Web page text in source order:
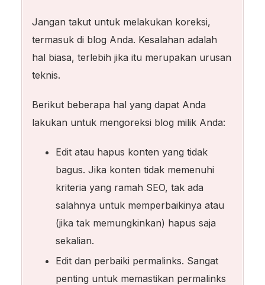
Jangan takut untuk melakukan koreksi,
termasuk di blog Anda. Kesalahan adalah
hal biasa, terlebih jika itu merupakan urusan
teknis.
Berikut beberapa hal yang dapat Anda
lakukan untuk mengoreksi blog milik Anda:
Edit atau hapus konten yang tidak
bagus. Jika konten tidak memenuhi
kriteria yang ramah SEO, tak ada
salahnya untuk memperbaikinya atau
(jika tak memungkinkan) hapus saja
sekalian.
Edit dan perbaiki permalinks. Sangat
penting untuk memastikan permalinks